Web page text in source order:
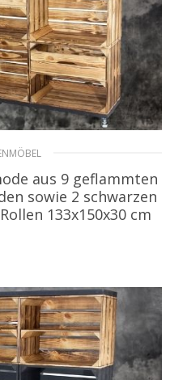
aus 9 geflammten
sowie 2 schwarzen
133x150x30 cm